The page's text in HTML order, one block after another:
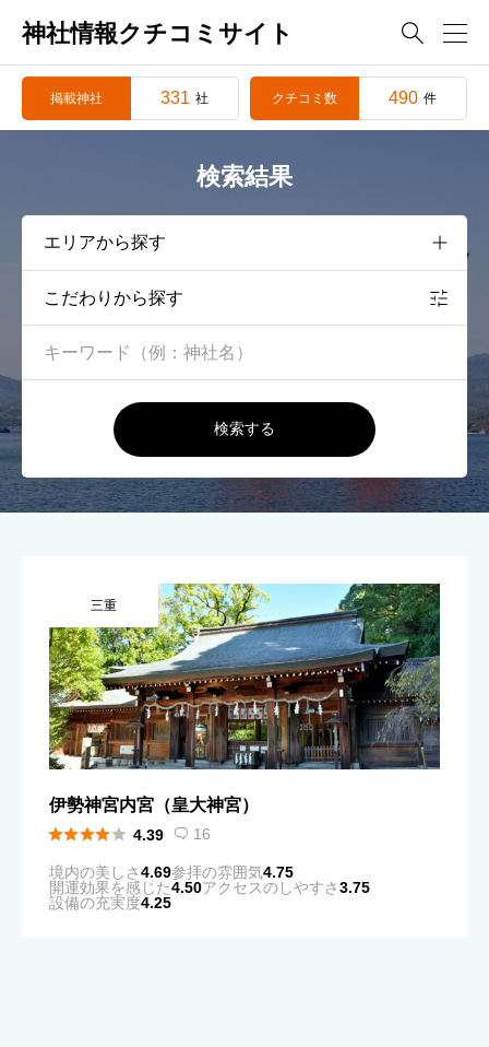
神社情報クチコミサイト 
掲載神社 331 社 クチコミ数 490 件
検索結果
こだわりから探す
検索する
三重
伊勢神宮内宮（皇大神宮）
 4.39  16
境内の美しさ4.69参拝の雰囲気4.75
開運効果を感じた4.50アクセスのしやすさ3.75
設備の充実度4.25